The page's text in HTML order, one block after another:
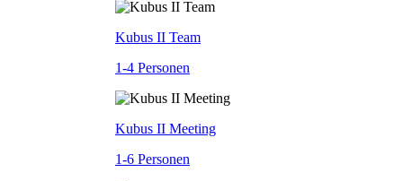
Kubus II Team
1-4 Personen
Kubus II Meeting
1-6 Personen